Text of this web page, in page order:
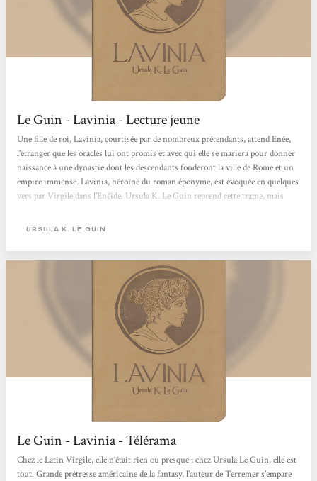
Le Guin - Lavinia - Lecture jeune
Une fille de roi, Lavinia, courtisée par de nombreux prétendants, attend Enée,
l'étranger que les oracles lui ont promis et avec qui elle se mariera pour donner
naissance à une dynastie dont les descendants fonderont la ville de Rome et un
empire immense. Lavinia, héroïne du roman éponyme, est évoquée en quelques
vers par Virgile dans l'Enéide. Ursula K. Le Guin reprend cette trame, mais
narratrice : "C'est mon poète qui m'a rendu réelle [...], qui m'a donné la capacité
URSULA K. LE GUIN
Le Guin - Lavinia - Télérama
Chez le Latin Virgile, elle n'était rien ou presque ; chez Ursula Le Guin, elle est
tout. Grande prêtresse américaine de la fantasy, l'auteur de Terremer s'empare